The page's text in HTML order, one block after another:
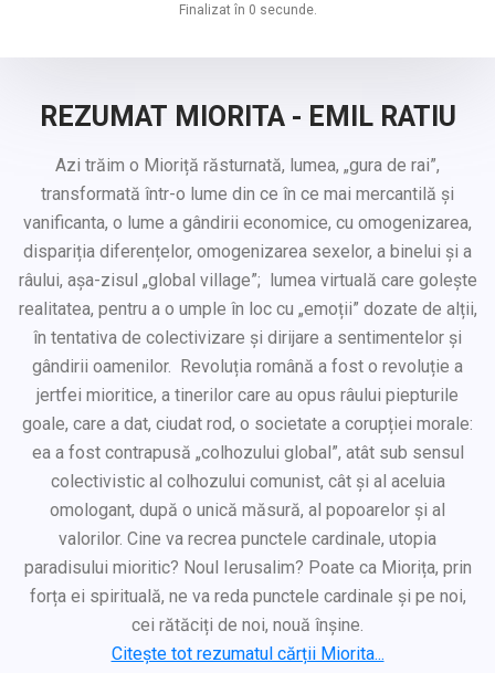
Finalizat în 0 secunde.
REZUMAT MIORITA - EMIL RATIU
Azi trăim o Mioriță răsturnată, lumea, „gura de rai”,
transformată într-o lume din ce în ce mai mercantilă și
vanificanta, o lume a gândirii economice, cu omogenizarea,
dispariția diferențelor, omogenizarea sexelor, a binelui și a
râului, așa-zisul „global village”; lumea virtuală care golește
realitatea, pentru a o umple în loc cu „emoții” dozate de alții,
în tentativa de colectivizare și dirijare a sentimentelor și
gândirii oamenilor. Revoluția română a fost o revoluție a
jertfei mioritice, a tinerilor care au opus râului piepturile
goale, care a dat, ciudat rod, o societate a corupției morale:
ea a fost contrapusă „colhozului global”, atât sub sensul
colectivistic al colhozului comunist, cât și al aceluia
omologant, după o unică măsură, al popoarelor și al
valorilor. Cine va recrea punctele cardinale, utopia
paradisului mioritic? Noul Ierusalim? Poate ca Miorița, prin
forța ei spirituală, ne va reda punctele cardinale și pe noi,
cei rătăciți de noi, nouă înșine.
Citește tot rezumatul cărții Miorita...